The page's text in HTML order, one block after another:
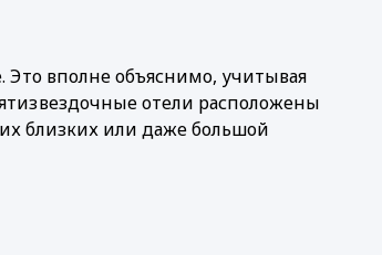
Это вполне объяснимо, учитывая
отели расположены
близких или даже большой